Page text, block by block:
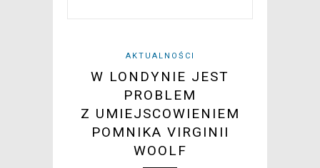
AKTUALNOŚCI
W LONDYNIE JEST
PROBLEM
Z UMIEJSCOWIENIEM
POMNIKA VIRGINII
WOOLF